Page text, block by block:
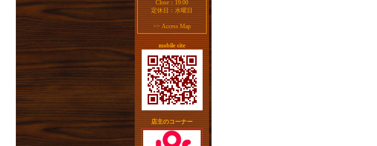
Close：19:00
定休日：水曜日
>>Access Map
mobile site
店主のコーナー